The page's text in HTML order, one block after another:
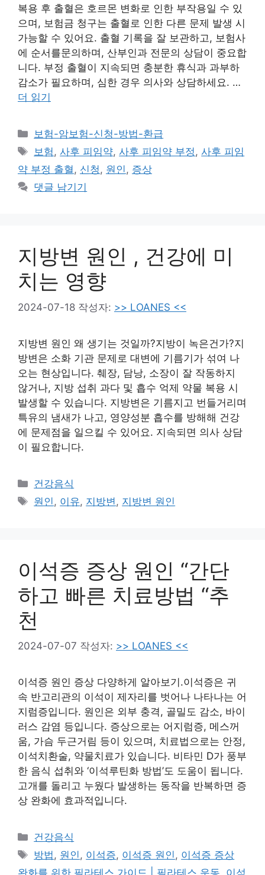
복용 후 출혈은 호르몬 변화로 인한 부작용일 수 있
으며, 보험금 청구는 출혈로 인한 다른 문제 발생 시
가능할 수 있어요. 출혈 기록을 잘 보관하고, 보험사
에 순서를문의하며, 산부인과 전문의 상담이 중요합
니다. 부정 출혈이 지속되면 충분한 휴식과 과부하
감소가 필요하며, 심한 경우 의사와 상담하세요. …
더 읽기
카
테
리
보험-암보험-신청-방법-환급
태
그
보험,사후 피임약,사후 피임약 부정,사후 피임
약 부정 출혈, 신청, 원인, 증상
댓글 남기기
지방변 원인 , 건강에 미
치는 영향
2024-07-18 작성자: >> LOANES <<
지방변 원인 왜 생기는 것일까?지방이 녹은건가?지
방변은 소화 기관 문제로 대변에 기름기가 섞여 나
오는 현상입니다. 췌장, 담낭, 소장이 잘 작동하지
않거나, 지방 섭취 과다 및 흡수 억제 약물 복용 시
발생할 수 있습니다. 지방변은 기름지고 번들거리며
특유의 냄새가 나고, 영양성분 흡수를 방해해 건강
에 문제점을 일으킬 수 있어요. 지속되면 의사 상담
이 필요합니다.
카
테
건강음식
태
원인 , 이유, 지방변 , 지방변 원인
이석증 증상 원인 “간단
하고 빠른 치료방법 “추
천
2024-07-07 작성자: >> LOANES <<
이석증 원인 증상 다양하게 알아보기.이석증은 귀
속 반고리관의 이석이 제자리를 벗어나 나타나는 어
지럼증입니다. 원인은 외부 충격, 골밀도 감소, 바이
러스 감염 등입니다. 증상으로는 어지럼증, 메스꺼
움, 가슴 두근거림 등이 있으며, 치료법으로는 안정,
이석치환술, 약물치료가 있습니다. 비타민 D가 풍부
한 음식 섭취와 ‘이석루틴화 방법’도 도움이 됩니다.
고개를 돌리고 누웠다 발생하는 동작을 반복하면 증
상 완화에 효과적입니다.
카
테
건강음식
태
그
방법, 원인, 이석증, 이석증 원인, 이석증 증상
완화를 위한 필라테스 가이드 | 필라테스 운동, 이석